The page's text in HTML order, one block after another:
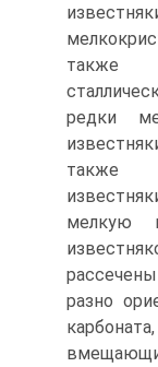
также
редки
также
мелкую
разно